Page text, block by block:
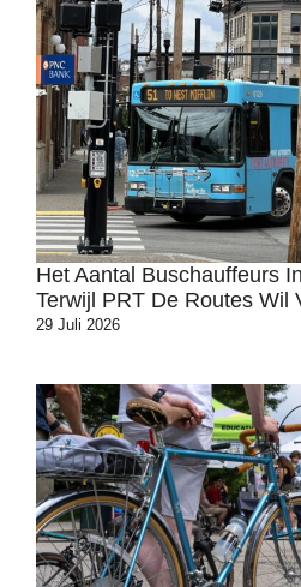
Het Aantal Buschauffeurs
Terwijl PRT De Routes Wil
29 Juli 2026